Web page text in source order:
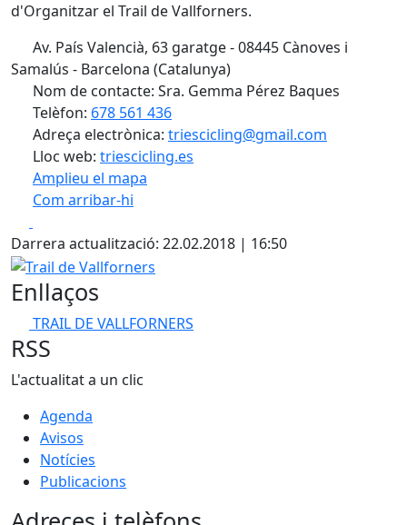
d'Organitzar el Trail de Vallforners.
Av. País Valencià, 63 garatge - 08445 Cànoves i
Samalús - Barcelona (Catalunya)
Nom de contacte: Sra. Gemma Pérez Baques
Telèfon: 678 561 436
Adreça electrònica: triescicling@gmail.com
Lloc web: triescicling.es
Amplieu el mapa
Com arribar-hi
+
−
Darrera actualització: 22.02.2018 | 16:50
Trail de Vallforners
Enllaços
TRAIL DE VALLFORNERS
RSS
L'actualitat a un clic
Agenda
Avisos
Notícies
Publicacions